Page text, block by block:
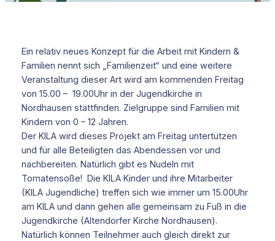
Ein relativ neues Konzept für die Arbeit mit Kindern &
Familien nennt sich „Familienzeit“ und eine weitere
Veranstaltung dieser Art wird am kommenden Freitag
von 15.00 – 19.00Uhr in der Jugendkirche in
Nordhausen stattfinden. Zielgruppe sind Familien mit
Kindern von 0 – 12 Jahren.
Der KILA wird dieses Projekt am Freitag untertützen
und für alle Beteiligten das Abendessen vor und
nachbereiten. Natürlich gibt es Nudeln mit
Tomatensoße! Die KILA Kinder und ihre Mitarbeiter
(KILA Jugendliche) treffen sich wie immer um 15.00Uhr
am KILA und dann gehen alle gemeinsam zu Fuß in die
Jugendkirche (Altendorfer Kirche Nordhausen).
Natürlich können Teilnehmer auch gleich direkt zur